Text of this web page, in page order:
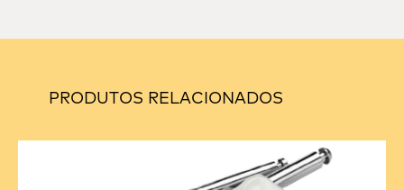
PRODUTOS RELACIONADOS